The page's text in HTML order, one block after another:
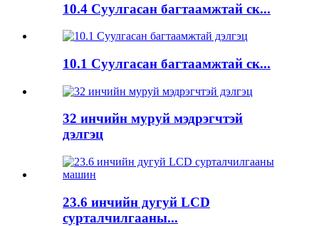
10.4 Суулгасан багтаамжтай ск...
10.1 Суулгасан багтаамжтай ск...
32 инчийн муруй мэдрэгчтэй
дэлгэц
23.6 инчийн дугуй LCD
сурталчилгааны...